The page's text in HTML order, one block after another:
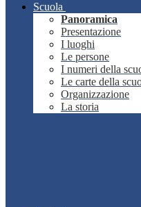
Scuola
Panoramica
Presentazione
I luoghi
Le persone
I numeri della
Le carte della
Organizzazione
La storia